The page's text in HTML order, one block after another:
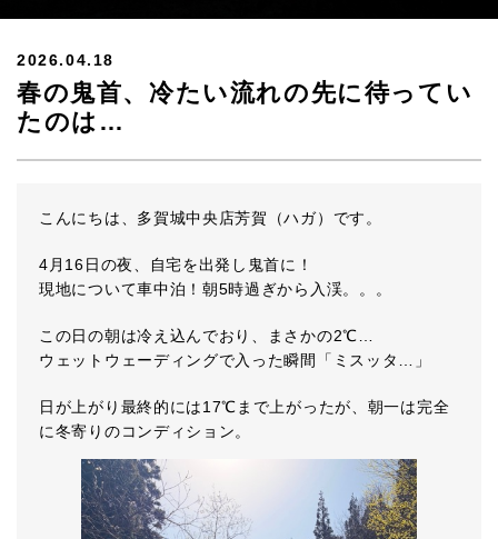
2026.04.18
春の鬼首、冷たい流れの先に待ってい
たのは…
こんにちは、多賀城中央店芳賀（ハガ）です。
4月16日の夜、自宅を出発し鬼首に！
現地について車中泊！朝5時過ぎから入渓。。。
この日の朝は冷え込んでおり、まさかの2℃…
ウェットウェーディングで入った瞬間「ミスッタ…」
日が上がり最終的には17℃まで上がったが、朝一は完全
に冬寄りのコンディション。